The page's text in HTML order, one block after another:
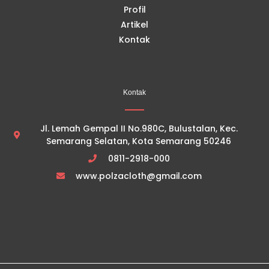
Profil
Artikel
Kontak
Kontak
Jl. Lemah Gempal II No.980C, Bulustalan, Kec.
Semarang Selatan, Kota Semarang 50246
0811-2918-000
www.polzacloth@gmail.com